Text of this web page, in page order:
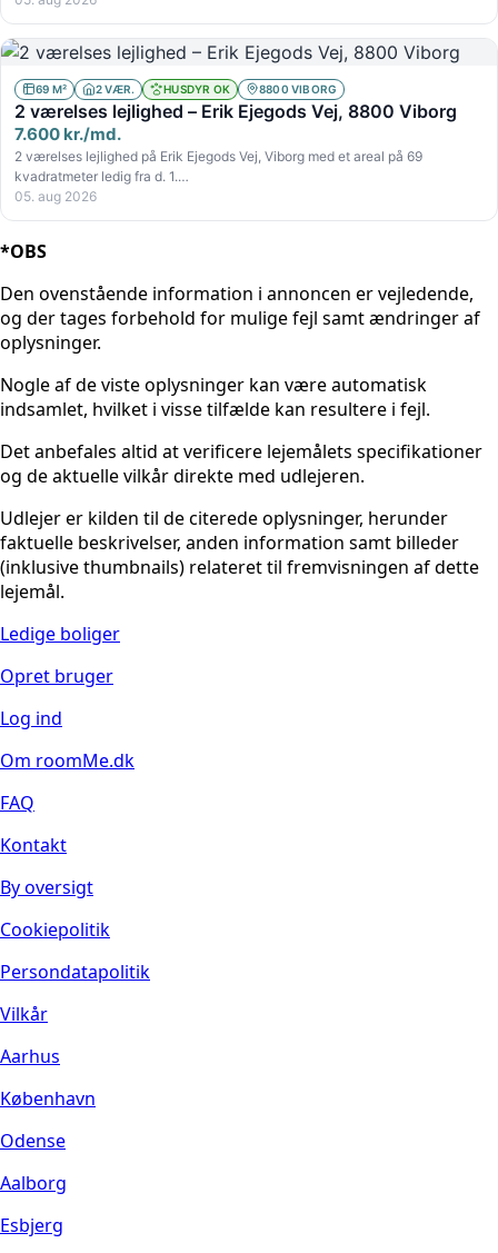
69 M² 2 VÆR. HUSDYR OK 8800 VIBORG
2 værelses lejlighed – Erik Ejegods Vej, 8800 Viborg
7.600 kr./md.
2 værelses lejlighed på Erik Ejegods Vej, Viborg med et areal på 69
kvadratmeter ledig fra d. 1.…
05. aug 2026
*OBS
Den ovenstående information i annoncen er vejledende,
og der tages forbehold for mulige fejl samt ændringer af
oplysninger.
Nogle af de viste oplysninger kan være automatisk
indsamlet, hvilket i visse tilfælde kan resultere i fejl.
Det anbefales altid at verificere lejemålets specifikationer
og de aktuelle vilkår direkte med udlejeren.
Udlejer er kilden til de citerede oplysninger, herunder
faktuelle beskrivelser, anden information samt billeder
(inklusive thumbnails) relateret til fremvisningen af dette
lejemål.
Ledige boliger
Opret bruger
Log ind
Om roomMe.dk
FAQ
Kontakt
By oversigt
Cookiepolitik
Persondatapolitik
Vilkår
Aarhus
København
Odense
Aalborg
Esbjerg